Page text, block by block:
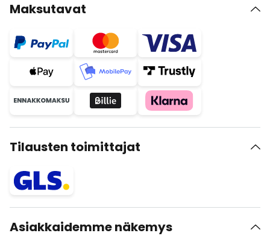
Maksutavat
Tilausten toimittajat
Asiakkaidemme näkemys